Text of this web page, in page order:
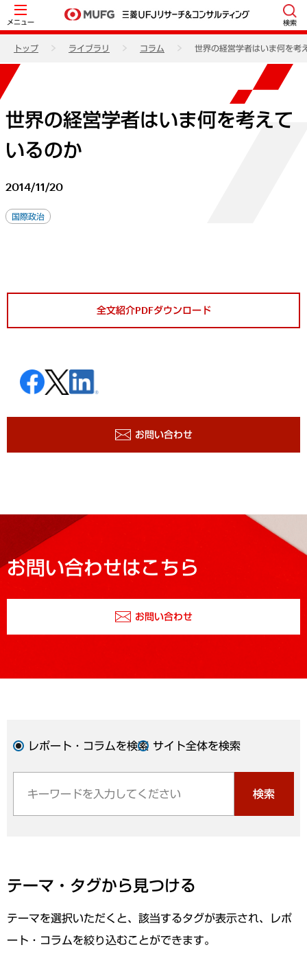
メニュー 検索
トップ ライブラリ コラム 世界の経営学者はいま何を考
世界の経営学者はいま何を考えて
いるのか
2014/11/20
国際政治
全文紹介PDFダウンロード
お問い合わせ
お問い合わせはこちら
お問い合わせ
レポート・コラムを検索 サイト全体を検索
検索
テーマ・タグから見つける
テーマを選択いただくと、該当するタグが表示され、レポ
ート・コラムを絞り込むことができます。